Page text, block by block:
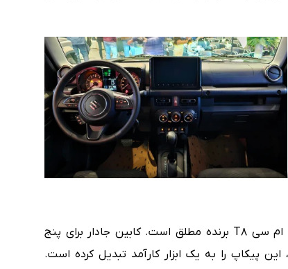
وقتی صحبت از فضا و حمل بار به میان می‌آید، کی ام سی T8 برنده مطلق است. کابین جادار برای پنج
با ظرفیت حمل ۸۴۰ کیلوگرم بار، این پیکاپ را به یک ابزار کارآمد تبدیل کرده است.